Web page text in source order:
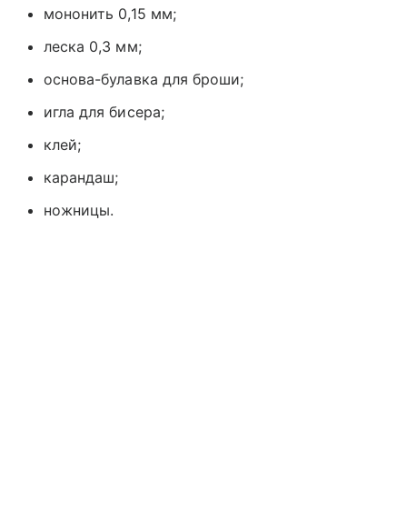
мононить 0,15 мм;
леска 0,3 мм;
основа-булавка для броши;
игла для бисера;
клей;
карандаш;
ножницы.